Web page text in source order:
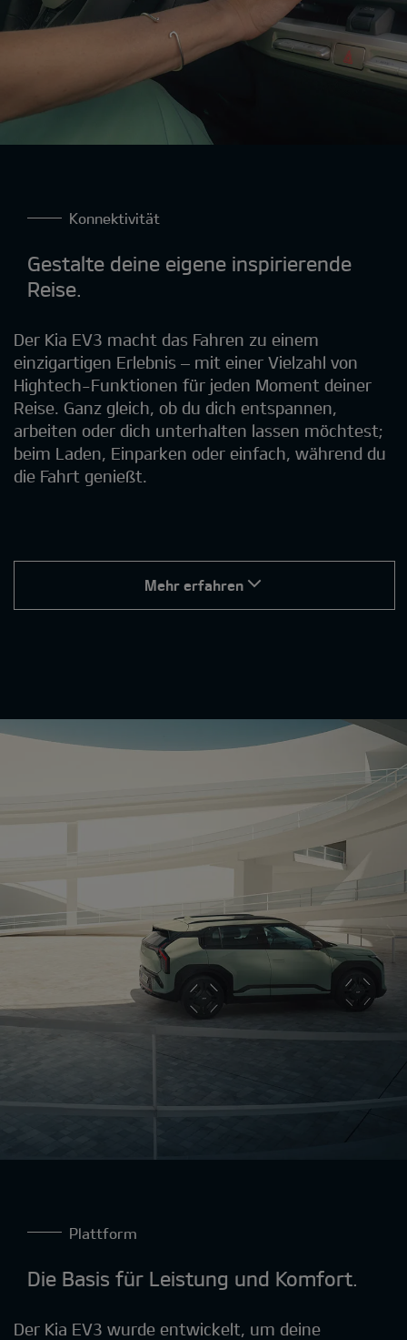
Konnektivität
Gestalte deine eigene inspirierende
Reise.
Der Kia EV3 macht das Fahren zu einem
einzigartigen Erlebnis – mit einer Vielzahl von
Hightech-Funktionen für jeden Moment deiner
Reise. Ganz gleich, ob du dich entspannen,
arbeiten oder dich unterhalten lassen möchtest;
beim Laden, Einparken oder einfach, während du
die Fahrt genießt.
Mehr erfahren
Plattform
Die Basis für Leistung und Komfort.
Der Kia EV3 wurde entwickelt, um deine